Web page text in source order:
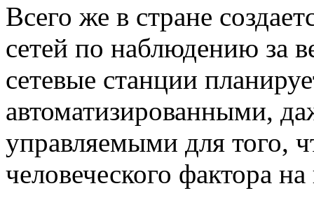
Всего же в стране
сетей по наблюдению за
сетевые станции
автоматизированными,
управляемыми для того,
человеческого фактора